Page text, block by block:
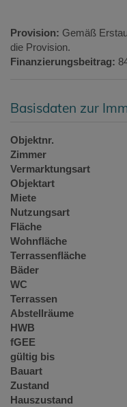
Provision: Gemäß
die Provision.
Finanzierungsbeitrag:
Basisdaten zur
Objektnr.
Zimmer
Vermarktungsart
Objektart
Miete
Nutzungsart
Fläche
Wohnfläche
Terrassenfläche
Bäder
WC
Terrassen
Abstellräume
HWB
fGEE
gültig bis
Bauart
Zustand
Hauszustand